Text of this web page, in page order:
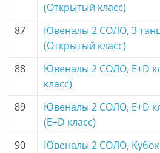
(Открытый класс)
87
Ювеналы 2 СОЛО, 3
(Открытый класс)
88
Ювеналы 2 СОЛО, E+D
класс)
89
Ювеналы 2 СОЛО, E+D
(E+D класс)
90
Ювеналы 2 СОЛО,